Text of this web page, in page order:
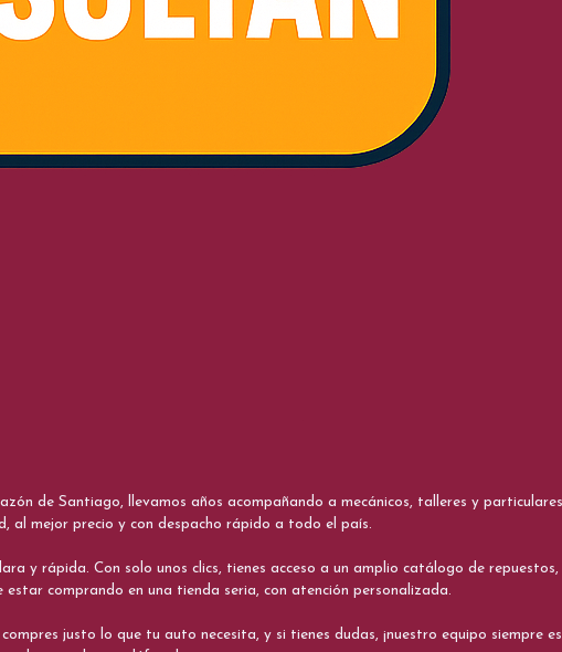
de Santiago, llevamos años acompañando a mecánicos, talleres y
al mejor precio y con despacho rápido a todo el país.
y rápida. Con solo unos clics, tienes acceso a un amplio catálogo de
estar comprando en una tienda seria, con atención personalizada.
justo lo que tu auto necesita, y si tienes dudas, ¡nuestro equipo